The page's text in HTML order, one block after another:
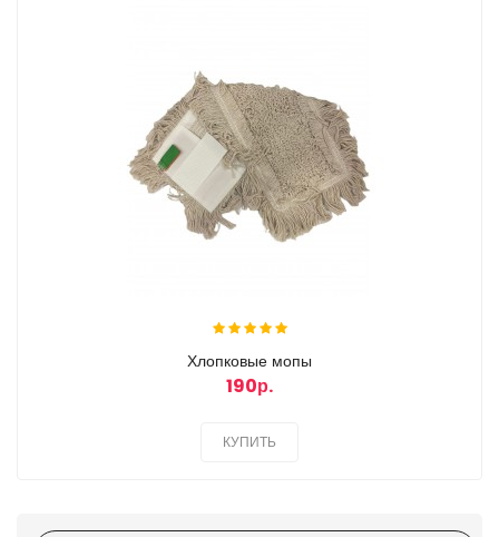
Хлопковые мопы
190р.
КУПИТЬ